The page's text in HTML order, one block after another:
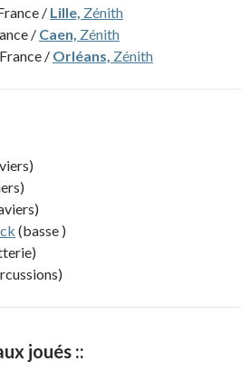
/ Lille, Zénith
/ Caen, Zénith
/ Orléans, Zénith
(basse )
joués ::